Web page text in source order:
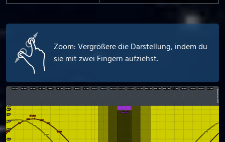
Zoom: Vergrößere die Darstellung, indem du
sie mit zwei Fingern aufziehst.